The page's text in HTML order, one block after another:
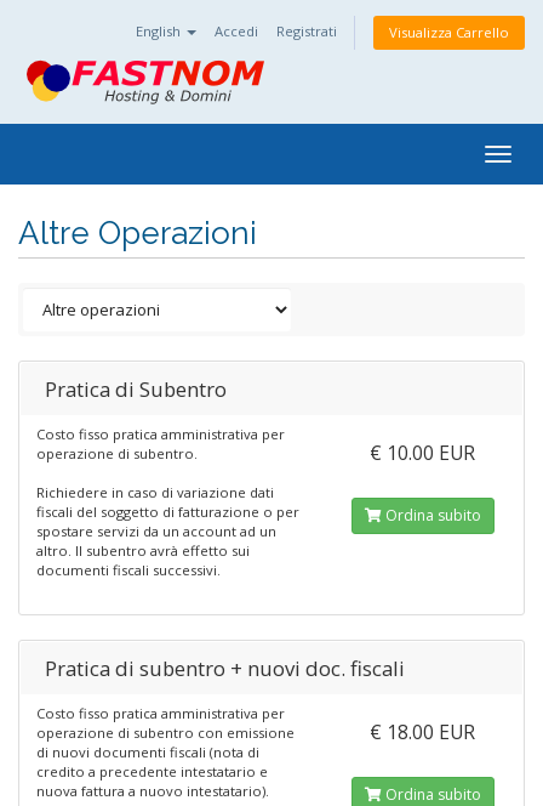
English Accedi Registrati Visualizza Carrello
Altre Operazioni
Pratica di Subentro
Costo fisso pratica amministrativa per
operazione di subentro.
Richiedere in caso di variazione dati
fiscali del soggetto di fatturazione o per
spostare servizi da un account ad un
altro. Il subentro avrà effetto sui
documenti fiscali successivi.
€ 10.00 EUR
Ordina subito
Pratica di subentro + nuovi doc. fiscali
Costo fisso pratica amministrativa per
operazione di subentro con emissione
di nuovi documenti fiscali (nota di
credito a precedente intestatario e
nuova fattura a nuovo intestatario).
€ 18.00 EUR
Ordina subito